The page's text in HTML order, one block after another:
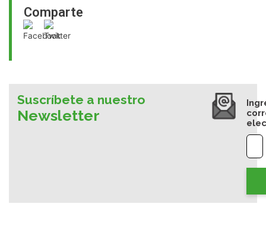
Comparte
Suscríbete a nuestro
Newsletter